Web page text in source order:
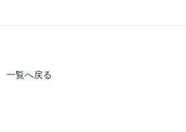
一覧へ戻る